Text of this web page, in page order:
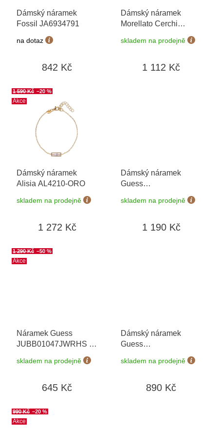
Dámský náramek
Fossil JA6934791
na dotaz
842 Kč
Dámský náramek
Morellato Cerchi
skladem na prodejně
1 112 Kč
Akce
1 590 Kč –20 %
Dámský náramek
Alisia AL4210-ORO
skladem na prodejně
1 272 Kč
Dámský náramek
Guess
JUBB06033JWRHS
skladem na prodejně
1 190 Kč
Akce
1 290 Kč –50 %
Náramek Guess
JUBB01047JWRHS +
možnost výměny do 90
dní
skladem na prodejně
645 Kč
Dámský náramek
Guess
JUBB06082JWYGS
skladem na prodejně
890 Kč
Akce
990 Kč –20 %